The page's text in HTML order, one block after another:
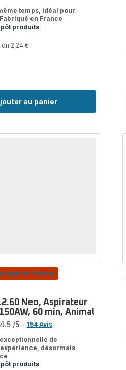
au panier
temps, idéal pour
en France
produits
2,24 €
en France
Neo, Aspirateur
60 min, Animal
4.5 /5 - 154 Avis
de
désormais
produits